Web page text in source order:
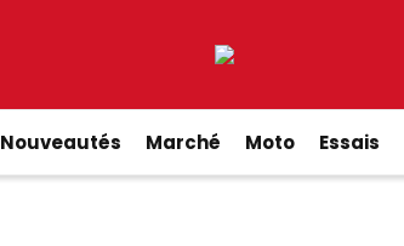
Nouveautés Marché Moto Essais